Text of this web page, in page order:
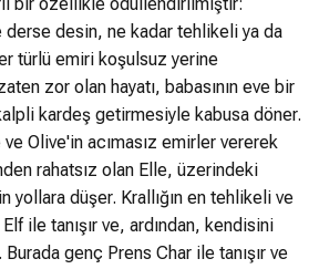
derse desin, ne kadar tehlikeli ya da
türlü emiri koşulsuz yerine
zor olan hayatı, babasının eve bir
kardeş getirmesiyle kabusa döner.
Olive'in acımasız emirler vererek
rahatsız olan Elle, üzerindeki
yollara düşer. Krallığın en tehlikeli ve
ile tanışır ve, ardından, kendisini
genç Prens Char ile tanışır ve